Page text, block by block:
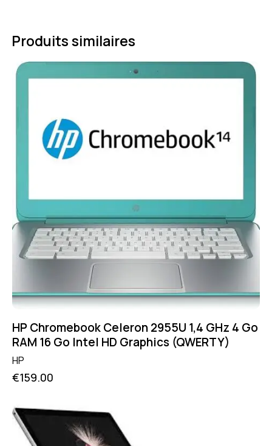
Produits similaires
HP Chromebook Celeron 2955U 1,4 GHz 4 Go
RAM 16 Go Intel HD Graphics (QWERTY)
HP
€159.00